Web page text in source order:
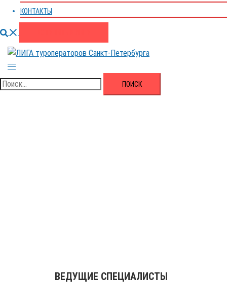
КОНТАКТЫ
Поиск
Переключатель
меню
Найти:
ВЕДУЩИЕ СПЕЦИАЛИСТЫ